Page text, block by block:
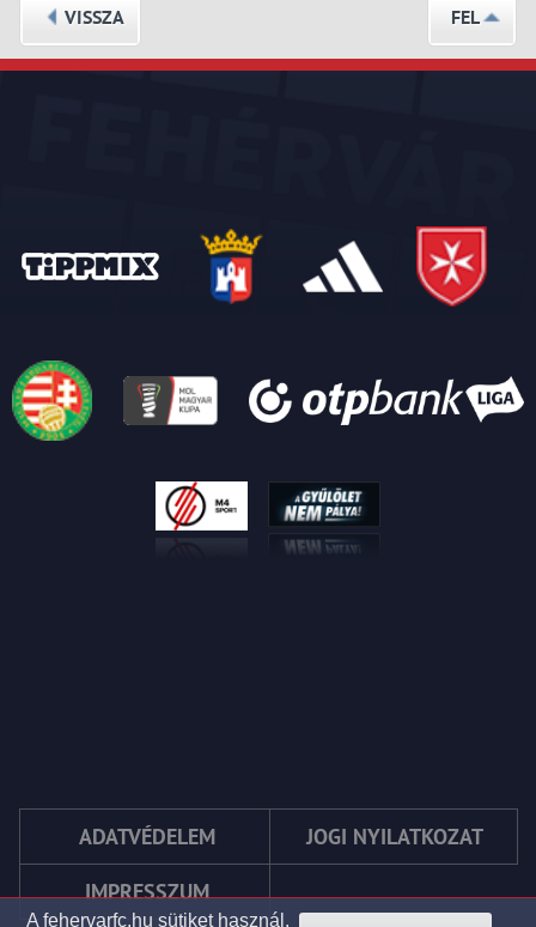
VISSZA FEL
ADATVÉDELEM
JOGI NYILATKOZAT
IMPRESSZUM
A fehervarfc.hu sütiket használ.